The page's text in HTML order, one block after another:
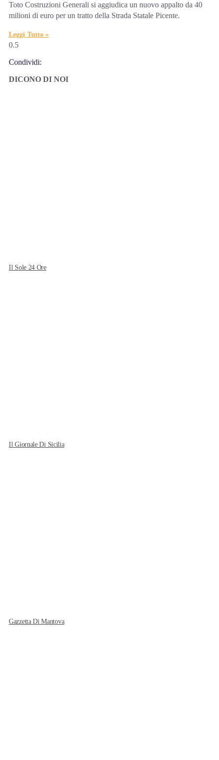
Toto Costruzioni Generali si aggiudica un nuovo appalto da 40
milioni di euro per un tratto della Strada Statale Picente.
Leggi Tutto »
Condividi:
DICONO DI NOI
Il Sole 24 Ore
Il Giornale Di Sicilia
Gazzetta Di Mantova